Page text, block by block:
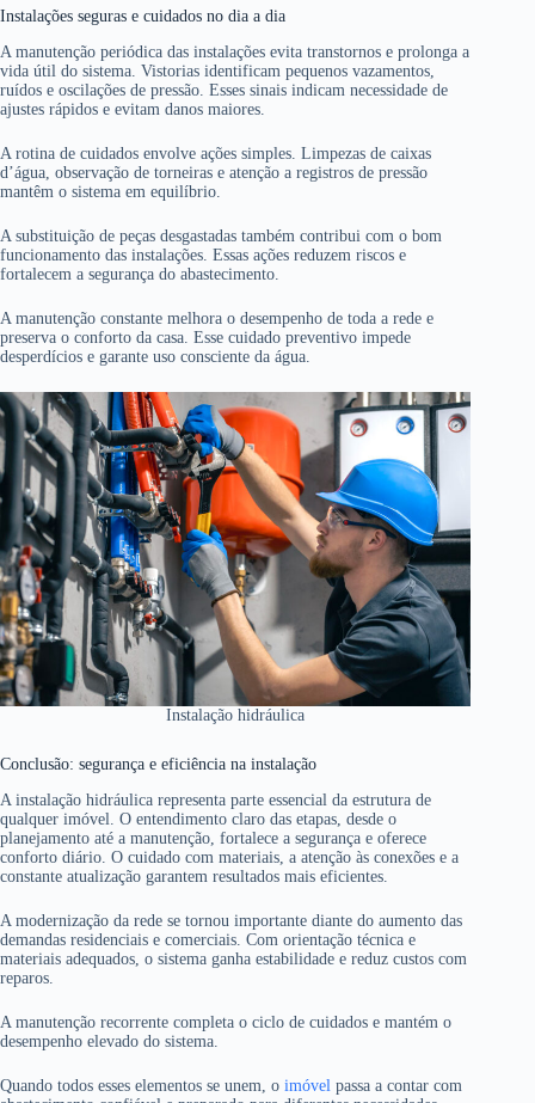
Instalações seguras e cuidados no dia a dia
A manutenção periódica das instalações evita transtornos e prolonga a
vida útil do sistema. Vistorias identificam pequenos vazamentos,
ruídos e oscilações de pressão. Esses sinais indicam necessidade de
ajustes rápidos e evitam danos maiores.
A rotina de cuidados envolve ações simples. Limpezas de caixas
d’água, observação de torneiras e atenção a registros de pressão
mantêm o sistema em equilíbrio.
A substituição de peças desgastadas também contribui com o bom
funcionamento das instalações. Essas ações reduzem riscos e
fortalecem a segurança do abastecimento.
A manutenção constante melhora o desempenho de toda a rede e
preserva o conforto da casa. Esse cuidado preventivo impede
desperdícios e garante uso consciente da água.
Instalação hidráulica
Conclusão: segurança e eficiência na instalação
A instalação hidráulica representa parte essencial da estrutura de
qualquer imóvel. O entendimento claro das etapas, desde o
planejamento até a manutenção, fortalece a segurança e oferece
conforto diário. O cuidado com materiais, a atenção às conexões e a
constante atualização garantem resultados mais eficientes.
A modernização da rede se tornou importante diante do aumento das
demandas residenciais e comerciais. Com orientação técnica e
materiais adequados, o sistema ganha estabilidade e reduz custos com
reparos.
A manutenção recorrente completa o ciclo de cuidados e mantém o
desempenho elevado do sistema.
Quando todos esses elementos se unem, o imóvel passa a contar com